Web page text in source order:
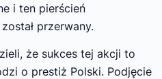
i ten pierścień
przerwany.
że sukces tej akcji to
o prestiż Polski. Podjęcie